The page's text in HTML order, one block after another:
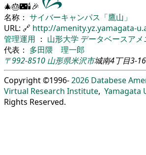
🎄🎂🌃🕯🎉
名称： サイバーキャンパス「鷹山」
URL: 🔗 http://amenity.yz.yamagata-
管理運用 ： 山形大学 データベースア
代表： 多田隈 理一郎
〒992-8510 山形県米沢市城南4丁目3-16
Copyright ©1996-2026 Databese
Virtual Research Institute, Yamagata
Rights Reserved.